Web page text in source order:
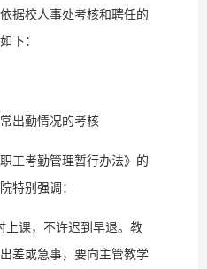
据校人事处考核和聘任的
下：
出勤情况的考核
工考勤管理暂行办法》的
特别强调：
课，不许迟到早退。教
差或急事，要向主管教学